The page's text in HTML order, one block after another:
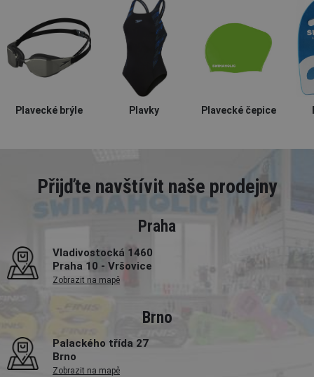
Plavecké brýle Plavky Plavecké čepice
Přijďte navštívit naše prodejny
Praha
Vladivostocká 1460
Praha 10 - Vršovice
Zobrazit na mapě
Brno
Palackého třída 27
Brno
Zobrazit na mapě